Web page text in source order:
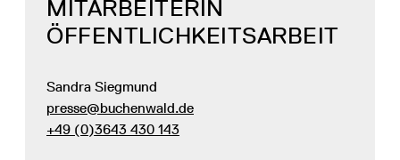
MITARBEITERIN
ÖFFENTLICHKEITS­ARBEIT
Sandra Siegmund
presse@buchenwald.de
+49 (0)3643 430 143